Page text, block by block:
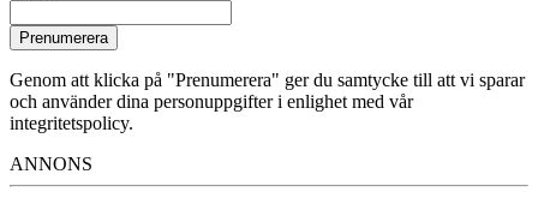
Prenumerera
Genom att klicka på "Prenumerera" ger du samtycke till att vi sparar
och använder dina personuppgifter i enlighet med vår
integritetspolicy.
ANNONS